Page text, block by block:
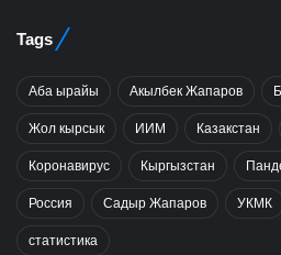
Tags
Аба ырайы Акылбек Жапаров
Жол кырсык ИИМ Казакстан
Коронавирус Кыргызстан
Россия Садыр Жапаров УКМК
статистика